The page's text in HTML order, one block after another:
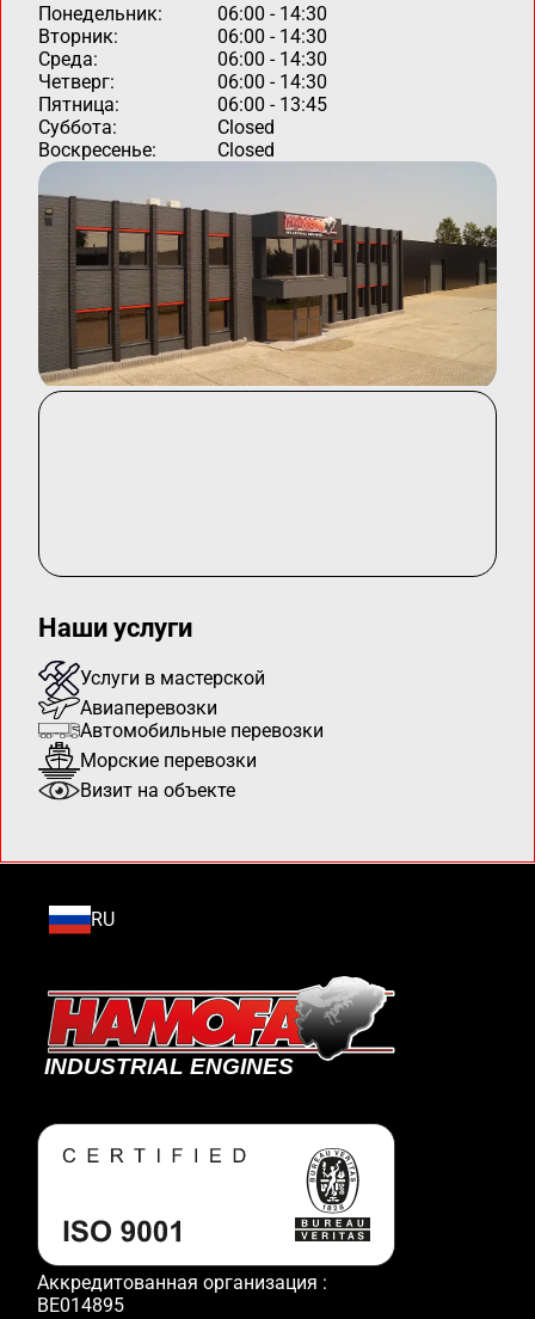
Понедельник:
06:00 - 14:30
Вторник:
06:00 - 14:30
Среда:
06:00 - 14:30
Четверг:
06:00 - 14:30
Пятница:
06:00 - 13:45
Суббота:
Closed
Воскресенье:
Closed
Наши услуги
Услуги в мастерской
Авиаперевозки
Автомобильные перевозки
Морские перевозки
Визит на объекте
RU
Аккредитованная организация :
BE014895